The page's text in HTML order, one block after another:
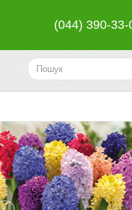
(044) 390-33-